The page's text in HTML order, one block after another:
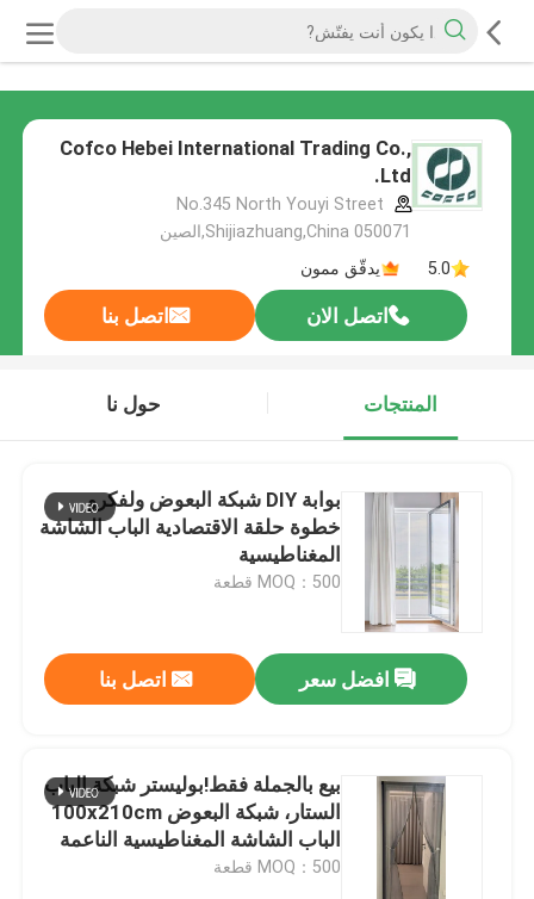
Cofco Hebei International Trading Co.,
Ltd.
No.345 North Youyi Street
Shijiazhuang,China 050071,الصين
5.0
يدقّق ممون
اتصل الان اتصل بنا
المنتجات حول نا
بوابة DIY شبكة البعوض ولفكرو
خطوة حلقة الاقتصادية الباب الشاشة
المغناطيسية
MOQ：500 قطعة
افضل سعر اتصل بنا
بيع بالجملة فقط!بوليستر شبكة الباب
الستار، شبكة البعوض 100x210cm
الباب الشاشة المغناطيسية الناعمة
شبكة الباب
MOQ：500 قطعة